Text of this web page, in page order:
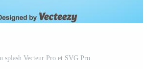
splash Vecteur Pro et SVG Pro